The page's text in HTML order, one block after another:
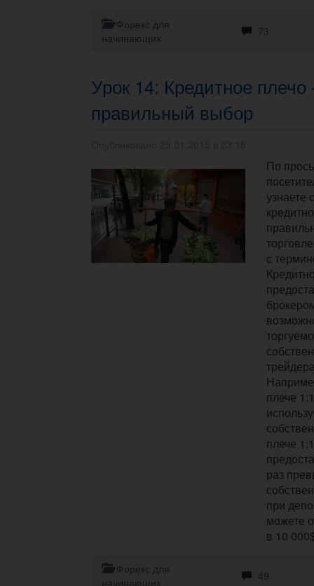
Форекс для
начинающих
73
Урок 14: Кредитное плечо
правильный выбор
По
узнаете
с
плече
плече
раз
при
можете
в 10
Форекс для
начинающих
49